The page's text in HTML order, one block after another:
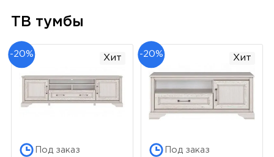
ТВ тумбы
-20% Хит
Под заказ
-20% Хит
Под заказ